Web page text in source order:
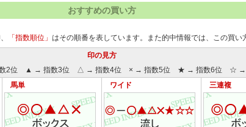
おすすめの買い方
「指数順位」 はその順番を表しています。また的中情報では、この買い
印の見方
2位 ▲ → 指数3位 △ → 指数4位 × → 指数5位 ★ → 指数6位 ☆ →
馬単 ワイド 三連複